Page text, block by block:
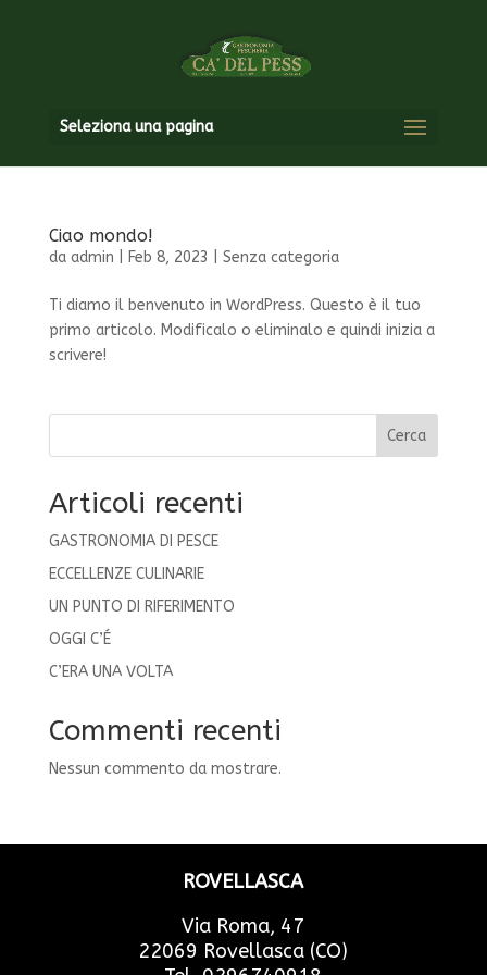
Seleziona una pagina
Ciao mondo!
da admin Feb 8, 2023 Senza categoria
Ti diamo il benvenuto in WordPress. Questo è il tuo
primo articolo. Modificalo o eliminalo e quindi inizia a
scrivere!
Cerca
Articoli recenti
GASTRONOMIA DI PESCE
ECCELLENZE CULINARIE
UN PUNTO DI RIFERIMENTO
OGGI C’É
C’ERA UNA VOLTA
Commenti recenti
Nessun commento da mostrare.
ROVELLASCA
Via Roma, 47
22069 Rovellasca (CO)